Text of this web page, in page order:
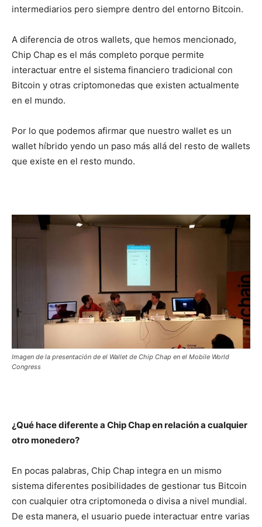
intermediarios pero siempre dentro del entorno Bitcoin.
A diferencia de otros wallets, que hemos mencionado,
Chip Chap es el más completo porque permite
interactuar entre el sistema financiero tradicional con
Bitcoin y otras criptomonedas que existen actualmente
en el mundo.
Por lo que podemos afirmar que nuestro wallet es un
wallet híbrido yendo un paso más allá del resto de wallets
que existe en el resto mundo.
Imagen de la presentación de el Wallet de Chip Chap en el Mobile World
Congress
¿Qué hace diferente a Chip Chap en relación a cualquier
otro monedero?
En pocas palabras, Chip Chap integra en un mismo
sistema diferentes posibilidades de gestionar tus Bitcoin
con cualquier otra criptomoneda o divisa a nivel mundial.
De esta manera, el usuario puede interactuar entre varias